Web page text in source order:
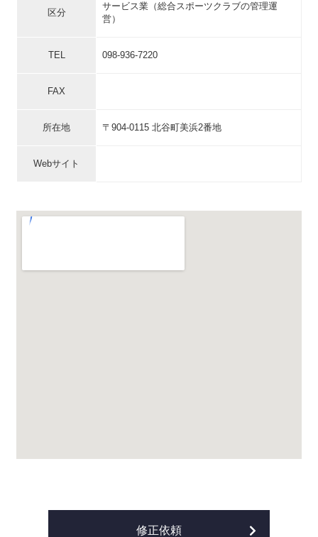
区分
サービス業（総合スポーツクラブの管理運
営）
TEL 098-936-7220
FAX
所在地 〒904-0115 北谷町美浜2番地
Webサイト
修正依頼